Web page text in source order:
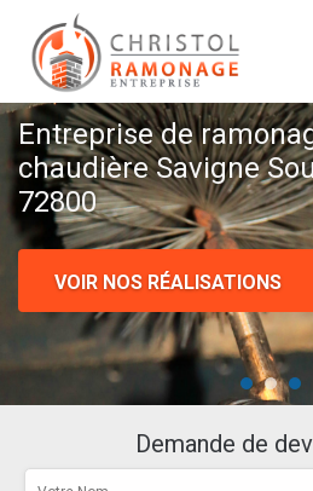
Entreprise de
chaudière Savigne
72800
VOIR NOS RÉALISATIONS
Demande de